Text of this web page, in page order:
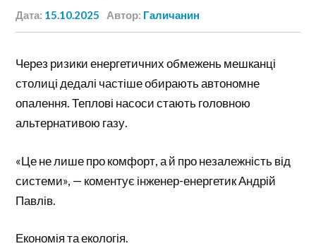
Дата: 15.10.2025 Автор: Галичанин
Через ризики енергетичних обмежень мешканці
столиці дедалі частіше обирають автономне
опалення. Теплові насоси стають головною
альтернативою газу.
«Це не лише про комфорт, а й про незалежність від
системи», — коментує інженер-енергетик Андрій
Павлів.
Економія та екологія.